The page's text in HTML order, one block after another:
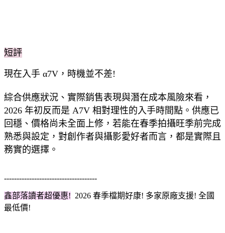
短評
現在入手 α7V，時機並不差!
綜合供應狀況、實際銷售表現與潛在成本風險來看，
2026 年初反而是 A7V 相對理性的入手時間點。供應已
回穩、價格尚未全面上修，若能在春季拍攝旺季前完成
熟悉與設定，對創作者與攝影愛好者而言，都是實際且
務實的選擇。
-------------------------------------
鑫部落讀者超優惠! 2026 春季檔期好康! 多家原廠支援! 全國
最低價!